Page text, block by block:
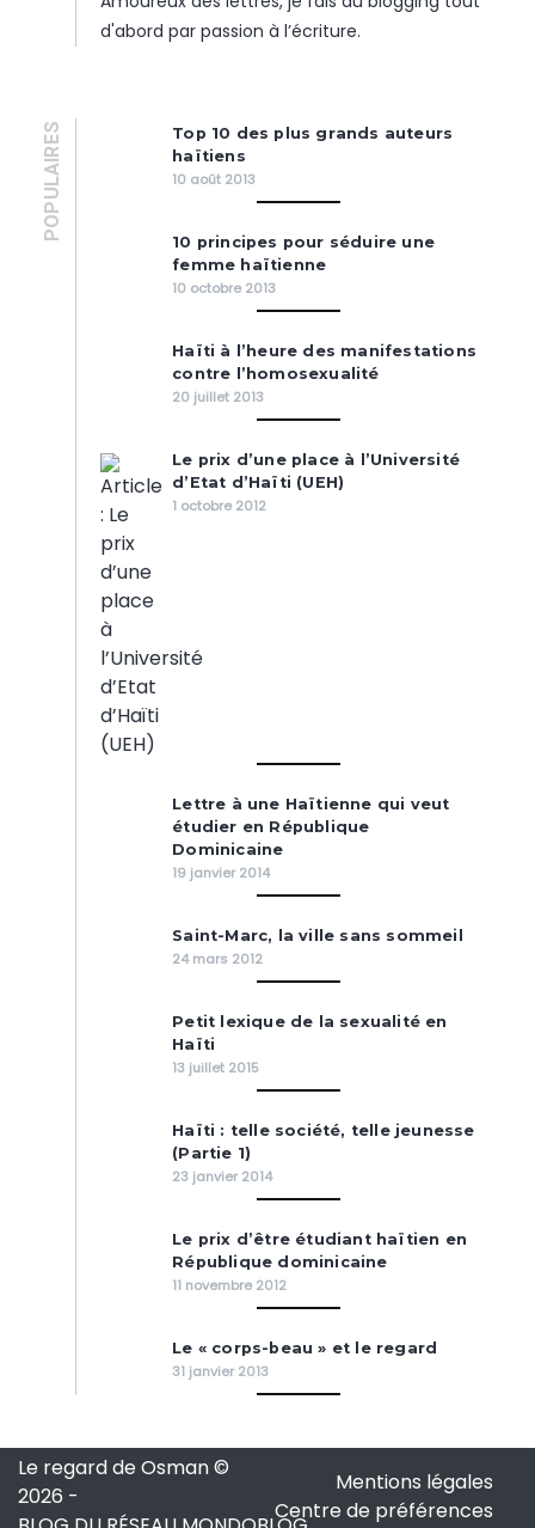
d'abord par passion à l’écriture.
POPULAIRES
Top 10 des plus grands auteurs
haïtiens
10 août 2013
10 principes pour séduire une
femme haïtienne
10 octobre 2013
Haïti à l’heure des manifestations
contre l’homosexualité
20 juillet 2013
Le prix d’une place à l’Université
d’Etat d’Haïti (UEH)
1 octobre 2012
Lettre à une Haïtienne qui veut
étudier en République
Dominicaine
19 janvier 2014
Saint-Marc, la ville sans sommeil
24 mars 2012
Petit lexique de la sexualité en
Haïti
13 juillet 2015
Haïti : telle société, telle jeunesse
(Partie 1)
23 janvier 2014
Le prix d’être étudiant haïtien en
République dominicaine
11 novembre 2012
Le « corps-beau » et le regard
31 janvier 2013
Le regard de Osman ©
2026 -
Mentions légales
Centre de préférences